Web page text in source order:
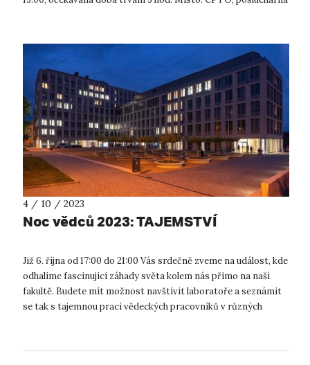
4 / 10 / 2023
Noc vědců 2023: TAJEMSTVÍ
Již 6. října od 17:00 do 21:00 Vás srdečně zveme na událost, kde
odhalíme fascinující záhady světa kolem nás přímo na naší
fakultě. Budete mít možnost navštívit laboratoře a seznámit
se tak s tajemnou prací vědeckých pracovníků v různých